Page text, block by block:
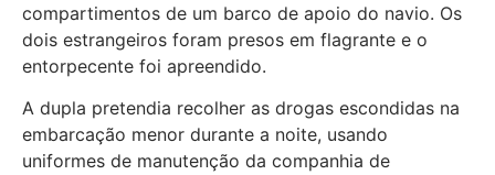
compartimentos de um barco de apoio do navio. Os
dois estrangeiros foram presos em flagrante e o
entorpecente foi apreendido.
A dupla pretendia recolher as drogas escondidas na
embarcação menor durante a noite, usando
uniformes de manutenção da companhia de